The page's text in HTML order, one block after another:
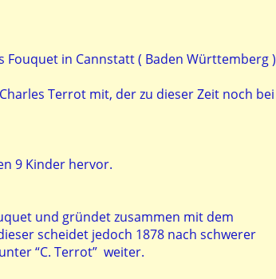
Fouquet in Cannstatt ( Baden Württemberg )
Terrot mit, der zu dieser Zeit noch bei
9 Kinder hervor.
und gründet zusammen mit dem
scheidet jedoch 1878 nach schwerer
“C. Terrot” weiter.